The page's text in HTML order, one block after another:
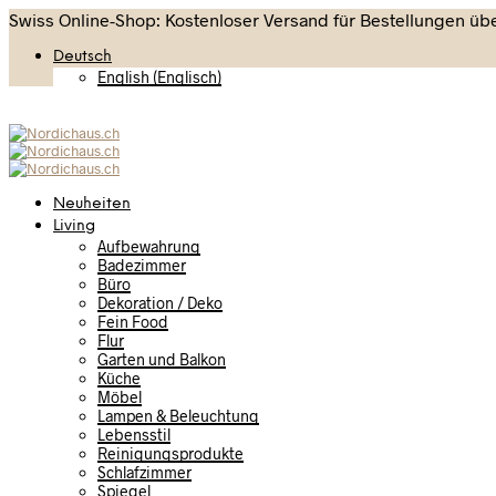
Swiss Online-Shop: Kostenloser Versand für Bestellungen
Deutsch
English (Englisch)
Neuheiten
Living
Aufbewahrung
Badezimmer
Büro
Dekoration / Deko
Fein Food
Flur
Garten und Balkon
Küche
Möbel
Lampen & Beleuchtung
Lebensstil
Reinigungsprodukte
Schlafzimmer
Spiegel